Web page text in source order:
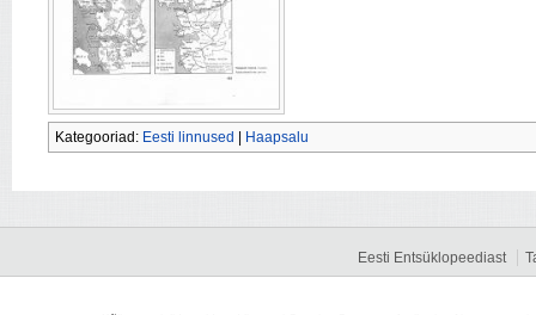
Kategooriad: Eesti linnused Haapsalu
Eesti Entsüklopeediast